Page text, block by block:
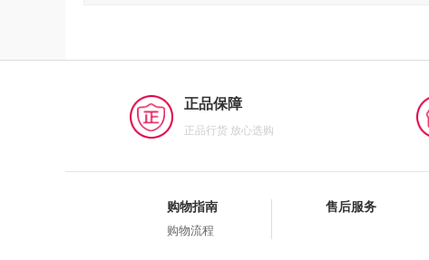
正品保障
正品行货 放心选购
购物指南
购物流程
售后服务